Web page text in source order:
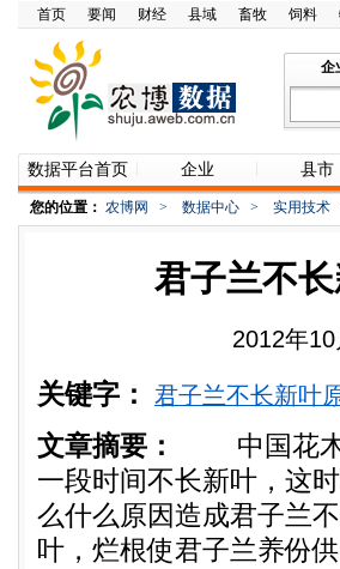
首页 要闻 财经 县域 畜牧 饲料
企
数据平台首页 企业 县市
您的位置： 农博网 > 数据中心 > 实用技术
君子兰不
2012年
关键字： 君子兰不长新叶
文章摘要：
中国花木
一段时间不长新叶，这
么什么原因造成君子兰
叶，烂根使君子兰养份